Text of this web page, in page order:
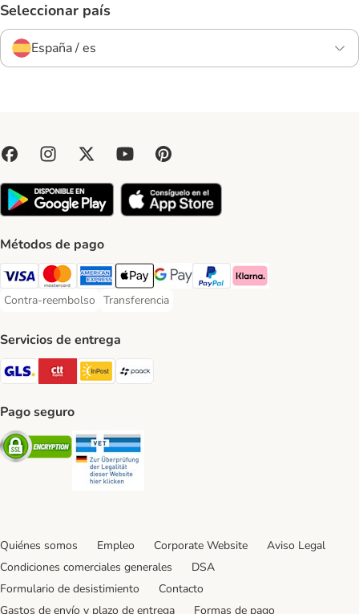
Seleccionar país
España / es
Métodos de pago
Visa Payment Method
Mastercard Payment Method
American Express Payment Method
Apple Pay Payment Method
Google Pay Payment Method
PayPal Payment Method
Klarna Payment Method
Contra-reembolso
Contra-reembolso Payment Method
Transferencia
Transferencia Payment Method
Servicios de entrega
GLS Shipping Method
CTTExpress Shipping Method
InPost Shipping Method
paack Shipping Method
Pago seguro
Security
Quiénes somos Empleo Corporate Website
Aviso Legal
Condiciones comerciales generales
DSA
Formulario de desistimiento
Contacto
Gastos de envío y plazo de entrega
Formas de pago